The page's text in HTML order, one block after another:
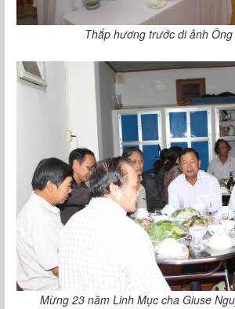
Thắp hương trước di ảnh
Mừng 23 năm Linh Mục cha Giuse